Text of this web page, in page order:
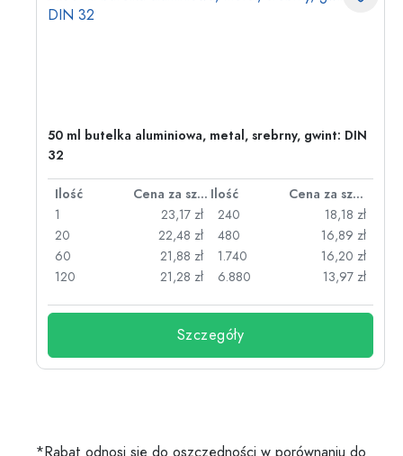
50 ml butelka aluminiowa, metal, srebrny, gwint: DIN
32
Ilość Cena za sztukę Ilość
Cena za sztukę
1
23,17 zł
20
22,48 zł
60
21,88 zł
120
21,28 zł
240
18,18 zł
480
16,89 zł
1.740
16,20 zł
6.880
13,97 zł
Szczegóły